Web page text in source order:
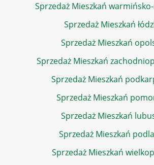
Sprzedaż Mieszkań
Sprzedaż Mieszkań
Sprzedaż Mieszkań
Sprzedaż Mieszkań
Sprzedaż Mieszkań
Sprzedaż Mieszkań
Sprzedaż Mieszkań
Sprzedaż Mieszkań
Sprzedaż Mieszkań